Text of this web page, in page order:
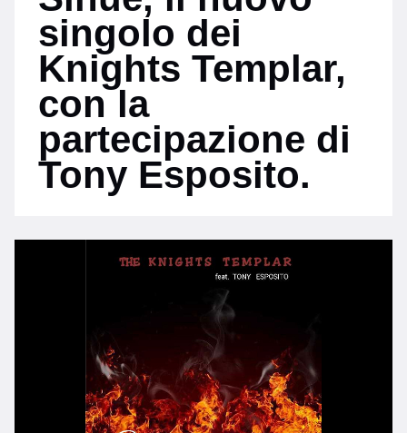
singolo dei
Knights Templar,
con la
partecipazione di
Tony Esposito.